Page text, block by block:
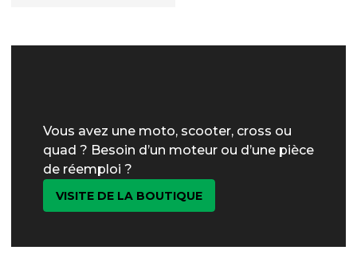
Vous avez une moto, scooter, cross ou
quad ? Besoin d’un moteur ou d’une pièce
de réemploi ?
VISITE DE LA BOUTIQUE